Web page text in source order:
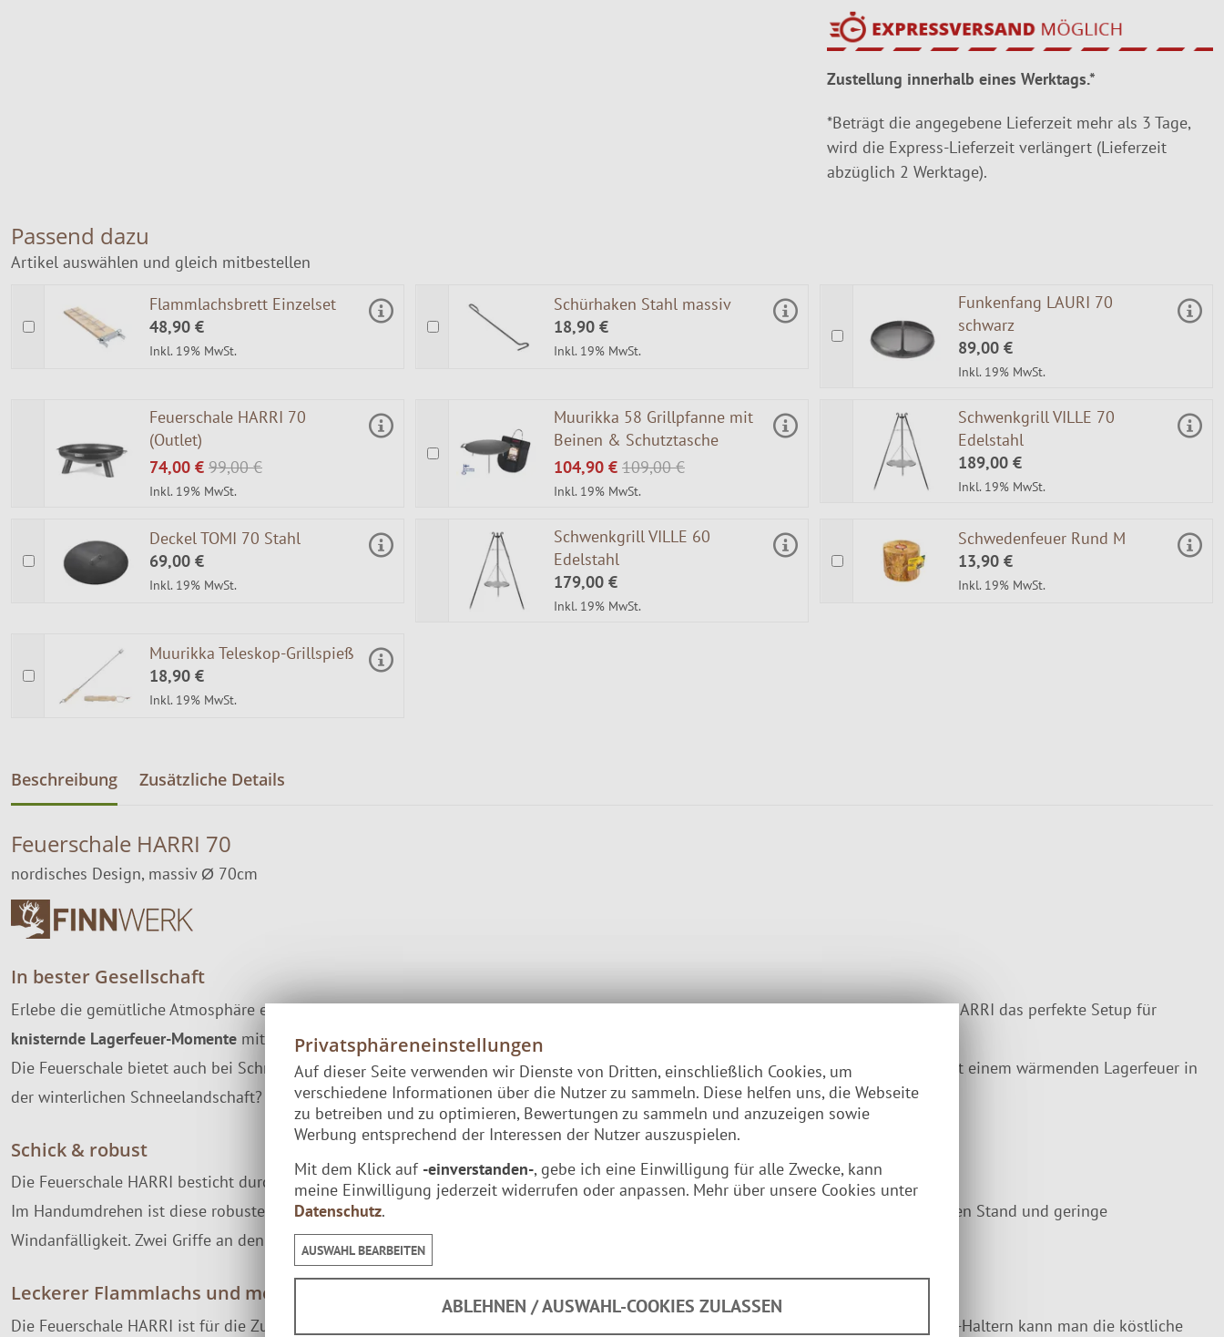
Zustellung innerhalb eines Werktags.*
*Beträgt die angegebene Lieferzeit mehr als 3 Tage,
wird die Express-Lieferzeit verlängert (Lieferzeit
abzüglich 2 Werktage).
Passend dazu
Artikel auswählen und gleich mitbestellen
Flammlachsbrett Einzelset
48,90 €
Inkl. 19% MwSt.
Schürhaken Stahl massiv
18,90 €
Inkl. 19% MwSt.
Funkenfang LAURI 70
schwarz
89,00 €
Inkl. 19% MwSt.
Feuerschale HARRI 70
(Outlet)
74,00 € 99,00 €
Inkl. 19% MwSt.
Muurikka 58 Grillpfanne mit
Beinen & Schutztasche
104,90 € 109,00 €
Inkl. 19% MwSt.
Schwenkgrill VILLE 70
Edelstahl
189,00 €
Inkl. 19% MwSt.
Deckel TOMI 70 Stahl
69,00 €
Inkl. 19% MwSt.
Schwenkgrill VILLE 60
Edelstahl
179,00 €
Inkl. 19% MwSt.
Schwedenfeuer Rund M
13,90 €
Inkl. 19% MwSt.
Muurikka Teleskop-Grillspieß
18,90 €
Inkl. 19% MwSt.
Beschreibung Zusätzliche Details
Feuerschale HARRI 70
nordisches Design, massiv Ø 70cm
In bester Gesellschaft
Erlebe die gemütliche Atmosphäre eines echten Feuers im eigenen Garten. Formschön, schlicht und vielseitig bietet die Feuerschale HARRI das perfekte Setup für
knisternde Lagerfeuer-Momente mit Freunden und Familie – zu jeder Jahreszeit.
Die Feuerschale bietet auch bei Schnee und Regen eine trockene und sichere Unterlage für ein gelungenes Feuer. Wie wäre es also mit einem wärmenden Lagerfeuer in
der winterlichen Schneelandschaft?
Schick & robust
Die Feuerschale HARRI besticht durch wunderschönen schwarzen Stahl, der auf Garten & Terrasse ordentlich Eindruck macht.
Im Handumdrehen ist diese robuste Feuerstelle aufgestellt und startklar zum Anfeuern. Die
sorgen für stabilen Stand und geringe
Windanfälligkeit. Zwei Griffe an den Seiten ermöglichen den einfachen Transport, sowie den sichere Aufstellung der Schale.
Leckerer Flammlachs und mehr...
Die Feuerschale HARRI ist für die Zubereitung von
am offenen Feuer ideal. Kompatibel zu allen unseren Flammlachsbrett-Haltern kann man die köstliche
Privatsphäreneinstellungen
Auf dieser Seite verwenden wir Dienste von Dritten, einschließlich Cookies, um
verschiedene Informationen über die Nutzer zu sammeln. Diese helfen uns, die Webseite
zu betreiben und zu optimieren, Bewertungen zu sammeln und anzuzeigen sowie
Werbung entsprechend der Interessen der Nutzer auszuspielen.
Mit dem Klick auf -einverstanden-, gebe ich eine Einwilligung für alle Zwecke, kann
meine Einwilligung jederzeit widerrufen oder anpassen. Mehr über unsere Cookies unter
Datenschutz.
AUSWAHL BEARBEITEN
ABLEHNEN / AUSWAHL-COOKIES ZULASSEN